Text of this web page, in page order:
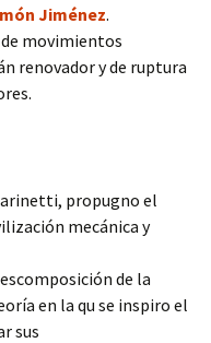
Jiménez.
movimientos
renovador y de ruptura
propugno el
mecánica y
de la
en la qu se inspiro el
sus